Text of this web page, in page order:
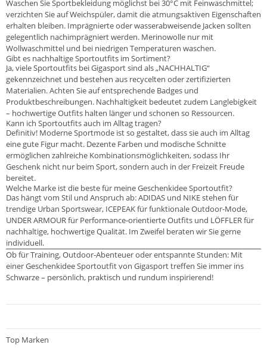
Waschen Sie Sportbekleidung möglichst bei 30°C mit Feinwaschmittel;
verzichten Sie auf Weichspüler, damit die atmungsaktiven Eigenschaften
erhalten bleiben. Imprägnierte oder wasserabweisende Jacken sollten
gelegentlich nachimprägniert werden. Merinowolle nur mit
Wollwaschmittel und bei niedrigen Temperaturen waschen.
Gibt es nachhaltige Sportoutfits im Sortiment?
Ja, viele Sportoutfits bei Gigasport sind als „NACHHALTIG“
gekennzeichnet und bestehen aus recycelten oder zertifizierten
Materialien. Achten Sie auf entsprechende Badges und
Produktbeschreibungen. Nachhaltigkeit bedeutet zudem Langlebigkeit
– hochwertige Outfits halten länger und schonen so Ressourcen.
Kann ich Sportoutfits auch im Alltag tragen?
Definitiv! Moderne Sportmode ist so gestaltet, dass sie auch im Alltag
eine gute Figur macht. Dezente Farben und modische Schnitte
ermöglichen zahlreiche Kombinationsmöglichkeiten, sodass Ihr
Geschenk nicht nur beim Sport, sondern auch in der Freizeit Freude
bereitet.
Welche Marke ist die beste für meine Geschenkidee Sportoutfit?
Das hängt vom Stil und Anspruch ab: ADIDAS und NIKE stehen für
trendige Urban Sportswear, ICEPEAK für funktionale Outdoor-Mode,
UNDER ARMOUR für Performance-orientierte Outfits und LÖFFLER für
nachhaltige, hochwertige Qualität. Im Zweifel beraten wir Sie gerne
individuell.
Ob für Training, Outdoor-Abenteuer oder entspannte Stunden: Mit
einer Geschenkidee Sportoutfit von Gigasport treffen Sie immer ins
Schwarze – persönlich, praktisch und rundum inspirierend!
Top Marken